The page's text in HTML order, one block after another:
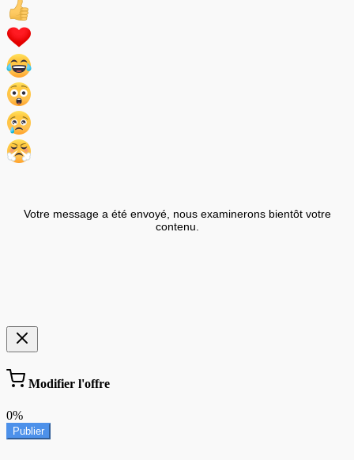
Votre message a été envoyé, nous examinerons bientôt votre
contenu.
Modifier l'offre
0%
Publier